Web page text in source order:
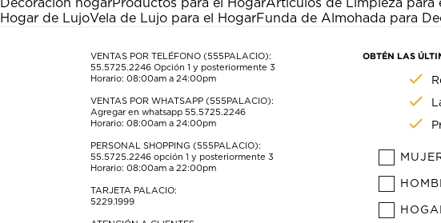
acción
abrirá
formulario
acción
abrirá
formulario
de
acción
abrirá
formulario
de
acción
abrirá
formulario
de
acción
abrirá
formulario
de
envío.
Decoración hogarProductos para el HogarArtículos de Limpieza para
Hogar de LujoVela de Lujo para el HogarFunda de Almohada para
VENTAS POR TELÉFONO (555PALACIO):
55.5725.2246 Opción 1 y posteriormente 3
Horario: 08:00am a 24:00pm
VENTAS POR WHATSAPP (555PALACIO):
Agregar en whatsapp 55.5725.2246
Horario: 08:00am a 24:00pm
PERSONAL SHOPPING (555PALACIO):
55.5725.2246 opción 1 y posteriormente 3
Horario: 08:00am a 22:00pm
TARJETA PALACIO:
5229.1999
OBTÉN LAS